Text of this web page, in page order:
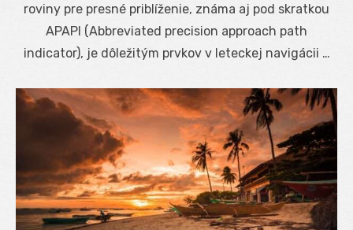
roviny pre presné priblíženie, známa aj pod skratkou
APAPI (Abbreviated precision approach path
indicator), je dôležitým prvkov v leteckej navigácii …